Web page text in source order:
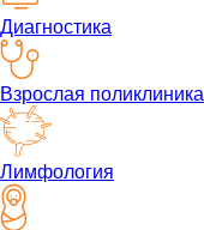
Диагностика
Взрослая поликлиника
Лимфология